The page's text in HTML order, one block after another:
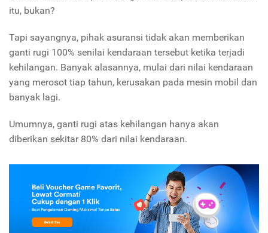
itu, bukan?
Tapi sayangnya, pihak asuransi tidak akan memberikan
ganti rugi 100% senilai kendaraan tersebut ketika terjadi
kehilangan. Banyak alasannya, mulai dari nilai kendaraan
yang merosot tiap tahun, kerusakan pada mesin mobil dan
banyak lagi.
Umumnya, ganti rugi atas kehilangan hanya akan
diberikan sekitar 80% dari nilai kendaraan.